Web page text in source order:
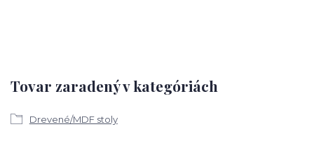
Tovar zaradený v kategóriách
Drevené/MDF stoly